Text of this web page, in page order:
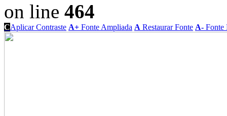
on line 464
CAplicar Contraste A+ Fonte Ampliada A Restaurar Fonte A- Fonte